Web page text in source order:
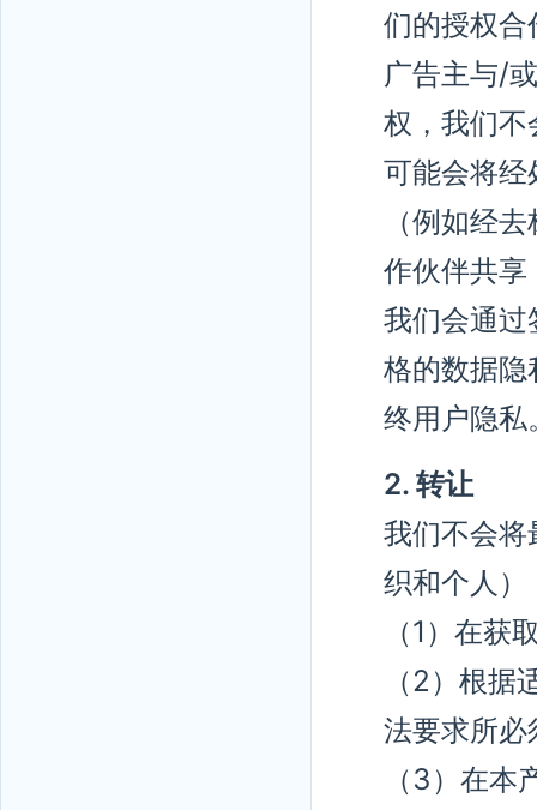
们的授权合
广告主与/
权，我们不
可能会将经
（例如经
作伙伴共
我们会通过
格的数据隐
终用户隐私
2. 转让
我们不会将
织和个人）
（1）在获
（2）根
法要求所必
（3）在